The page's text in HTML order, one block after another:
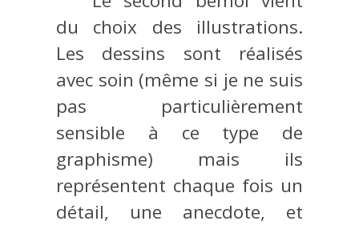
du choix des illustrations.
Les dessins sont réalisés
avec soin (même si je ne suis
pas particulièrement
sensible à ce type de
graphisme) mais ils
représentent chaque fois un
détail, une anecdote, et